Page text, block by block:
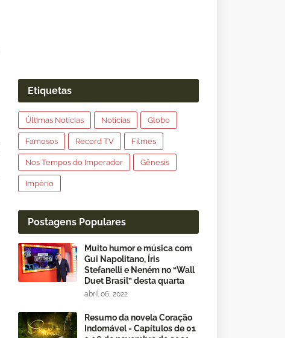
Etiquetas
Últimas Notícias Notícias Globo
Famosos Record TV Filmes
Nos Tempos do Imperador Gênesis
Império
Postagens Populares
Muito humor e música com
Gui Napolitano, Íris
Stefanelli e Neném no “Wall
Duet Brasil” desta quarta
abril 06, 2022
Resumo da novela Coração
Indomável - Capítulos de 01